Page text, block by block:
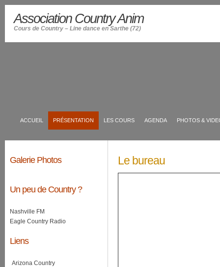
Association Country Anim
Cours de Country – Line dance en Sarthe (72)
ACCUEIL PRÉSENTATION LES COURS AGENDA PHOTOS &
Le bureau
Galerie Photos
Un peu de Country ?
Nashville FM
Eagle Country Radio
Liens
Arizona Country